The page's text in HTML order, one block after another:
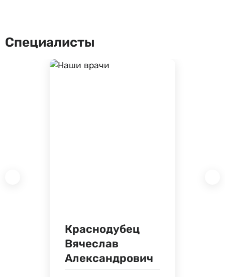
Специалисты
Краснодубец
Вячеслав
Александрович